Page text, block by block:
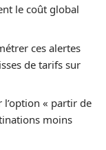
le coût global
ces alertes
de tarifs sur
l’option « partir de
moins